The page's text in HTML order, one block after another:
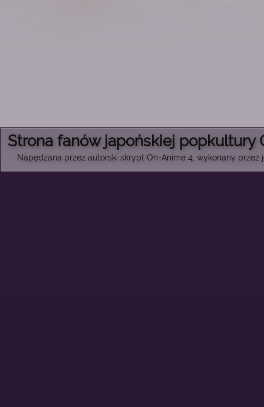
Strona fanów japońskiej popkultury
Napędzana przez autorski skrypt On-Anime 4, wykonany przez